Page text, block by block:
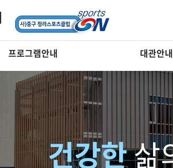
프로그램안내
필라테스
댄스
어린이프로그램
대관안내
건강한삶